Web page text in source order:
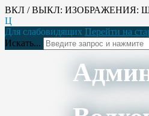
ВКЛ / ВЫКЛ: ИЗОБРАЖЕНИЯ:
Ц
Для слабовидящих Перейти на
Искать...